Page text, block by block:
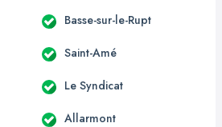
Basse-sur-le-Rupt
Saint-Amé
Le Syndicat
Allarmont